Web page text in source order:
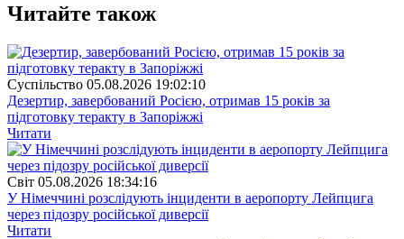
Читайте також
Суспiльство 05.08.2026 19:02:10
Дезертир, завербований Росією, отримав 15 років за
підготовку теракту в Запоріжжі
Читати
Свiт 05.08.2026 18:34:16
У Німеччині розслідують інциденти в аеропорту Лейпцига
через підозру російської диверсії
Читати